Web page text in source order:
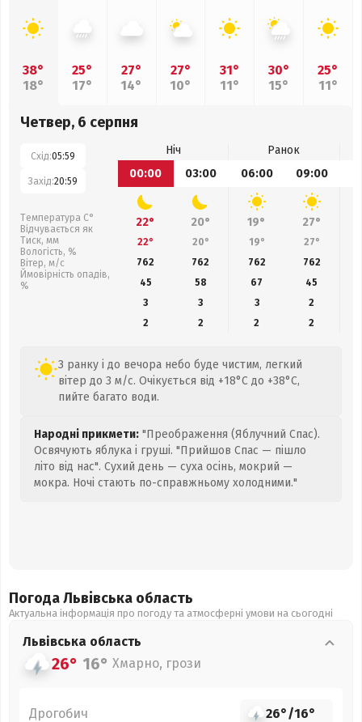
38°
18°
25°
17°
27°
14°
27°
10°
31°
11°
30°
15°
25°
11°
Четвер, 6 серпня
Схід:05:59
Захід:20:59
Температура С°
Відчувається як
Тиск, мм
Вологість, %
Вітер, м/с
Ймовірність опадів,
%
Ніч
Ранок
00:00
03:00 06:00 09:00
22° 20° 19° 27°
22° 20° 19° 27°
762
762 762 762
45
58 67 45
3
3 3
2
2
2 2 2
З ранку і до вечора небо буде чистим, легкий
вітер до 3 м/с. Очікується від +18°C до +38°C,
пийте багато води.
Народні прикмети: "Преображення (Яблучний Спас).
Освячують яблука і груші. "Прийшов Спас — пішло
літо від нас". Сухий день — суха осінь, мокрий —
мокра. Ночі стають по-справжньому холодними."
Погода Львівська область
Актуальна інформація про погоду та атмосферні умови на сьогодні
Львівська область
26° 16° Хмарно, грози
Дрогобич 26°/16°